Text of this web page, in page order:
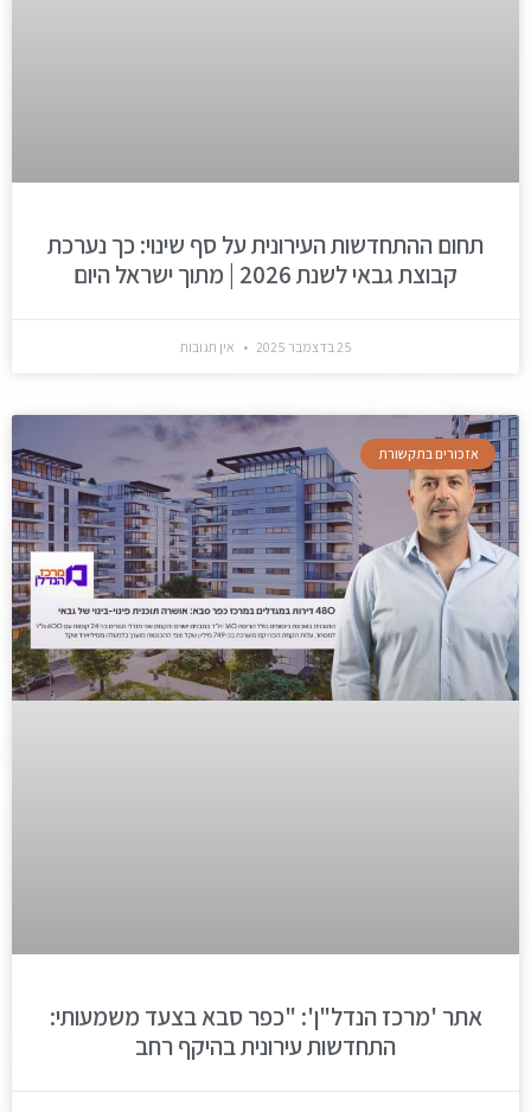
תחום ההתחדשות העירונית על סף שינוי: כך נערכת
קבוצת גבאי לשנת 2026 | מתוך ישראל היום
25 בדצמבר 2025 אין תגובות
אזכורים בתקשורת
אתר 'מרכז הנדל"ן': "כפר סבא בצעד משמעותי:
התחדשות עירונית בהיקף רחב